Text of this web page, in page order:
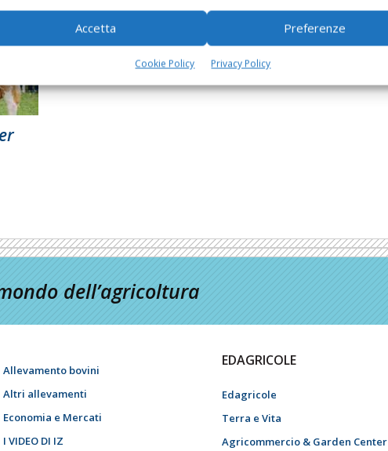
Accetta Preferenze
Cookie Policy Privacy Policy
dell’agricoltura
Allevamento bovini
Altri allevamenti
Economia e Mercati
I VIDEO DI IZ
EDAGRICOLE
Edagricole
Terra e Vita
Agricommercio & Garden Center